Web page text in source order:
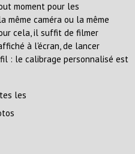
moment pour les
même caméra ou la même
cela, il suffit de filmer
à l'écran, de lancer
: le calibrage personnalisé est
les